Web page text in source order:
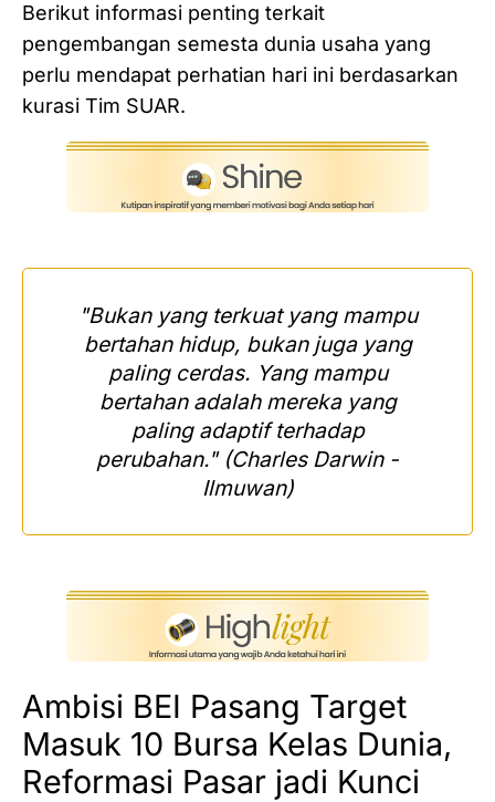
Berikut informasi penting terkait
pengembangan semesta dunia usaha yang
perlu mendapat perhatian hari ini berdasarkan
kurasi Tim SUAR.
"Bukan yang terkuat yang mampu
bertahan hidup, bukan juga yang
paling cerdas. Yang mampu
bertahan adalah mereka yang
paling adaptif terhadap
perubahan." (Charles Darwin -
Ilmuwan)
Ambisi BEI Pasang Target
Masuk 10 Bursa Kelas Dunia,
Reformasi Pasar jadi Kunci